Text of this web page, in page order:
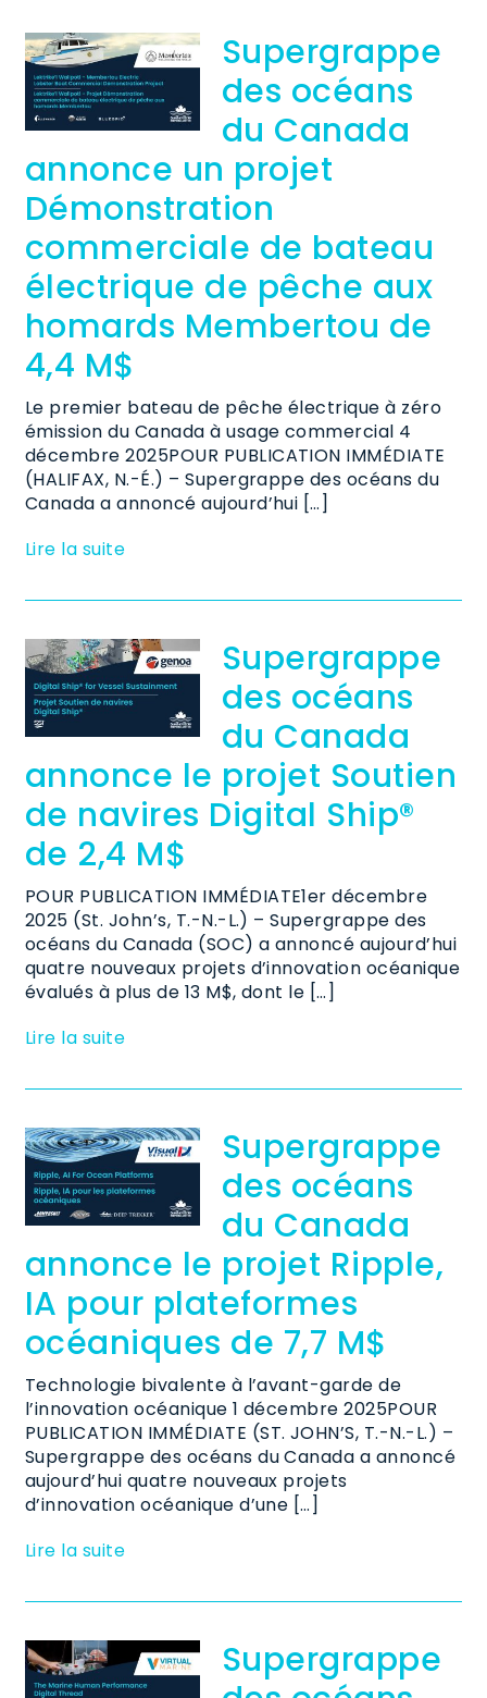
Supergrappe
des océans
du Canada
annonce un projet
Démonstration
commerciale de bateau
électrique de pêche aux
homards Membertou de
4,4 M$
Le premier bateau de pêche électrique à zéro
émission du Canada à usage commercial 4
décembre 2025POUR PUBLICATION IMMÉDIATE
(HALIFAX, N.-É.) – Supergrappe des océans du
Canada a annoncé aujourd’hui […]
Lire la suite
Supergrappe
des océans
du Canada
annonce le projet Soutien
de navires Digital Ship®
de 2,4 M$
POUR PUBLICATION IMMÉDIATE1er décembre
2025 (St. John’s, T.-N.-L.) – Supergrappe des
océans du Canada (SOC) a annoncé aujourd’hui
quatre nouveaux projets d’innovation océanique
évalués à plus de 13 M$, dont le […]
Lire la suite
Supergrappe
des océans
du Canada
annonce le projet Ripple,
IA pour plateformes
océaniques de 7,7 M$
Technologie bivalente à l’avant-garde de
l’innovation océanique 1 décembre 2025POUR
PUBLICATION IMMÉDIATE (ST. JOHN’S, T.-N.-L.) –
Supergrappe des océans du Canada a annoncé
aujourd’hui quatre nouveaux projets
d’innovation océanique d’une […]
Lire la suite
Supergrappe